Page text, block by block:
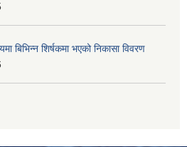
बिभिन्न शिर्षकमा भएको निकासा विवरण